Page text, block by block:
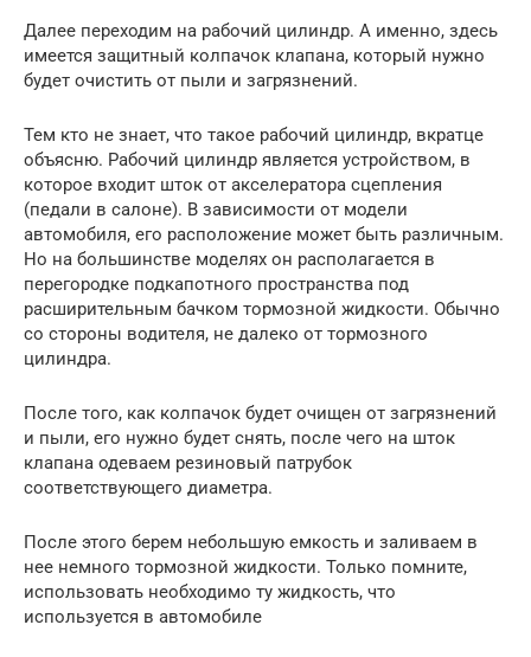
Далее переходим на рабочий цилиндр. А именно, здесь
имеется защитный колпачок клапана, который нужно
будет очистить от пыли и загрязнений.
Тем кто не знает, что такое рабочий цилиндр, вкратце
объясню. Рабочий цилиндр является устройством, в
которое входит шток от акселератора сцепления
(педали в салоне). В зависимости от модели
автомобиля, его расположение может быть различным.
Но на большинстве моделях он располагается в
перегородке подкапотного пространства под
расширительным бачком тормозной жидкости. Обычно
со стороны водителя, не далеко от тормозного
цилиндра.
После того, как колпачок будет очищен от загрязнений
и пыли, его нужно будет снять, после чего на шток
клапана одеваем резиновый патрубок
соответствующего диаметра.
После этого берем небольшую емкость и заливаем в
нее немного тормозной жидкости. Только помните,
использовать необходимо ту жидкость, что
используется в автомобиле